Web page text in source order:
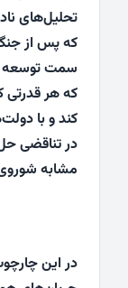
تحلیل‌های
که پس از
سمت توسعه
که هر قدرتی
کند و با
در تناقضی
مشابه
در این